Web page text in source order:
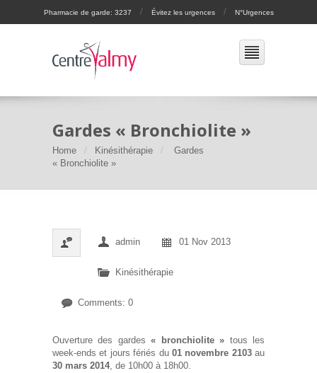
Gardes « Bronchiolite »
Home Kinésithérapie
Gardes
« Bronchiolite »
admin 01 Nov 2013
Kinésithérapie
Comments: 0
Ouverture des gardes« bronchiolite » tous les
week-ends et jours fériés du 01 novembre 2103au
30 mars 2014, de 10h00 à 18h00.
Pharmacie de garde: 3237 / Évitez les urgences / N°Urgences